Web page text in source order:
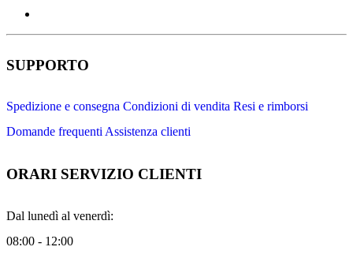
SUPPORTO
Spedizione e consegna Condizioni di vendita Resi e rimborsi
Domande frequenti Assistenza clienti
ORARI SERVIZIO CLIENTI
Dal lunedì al venerdì:
08:00 - 12:00